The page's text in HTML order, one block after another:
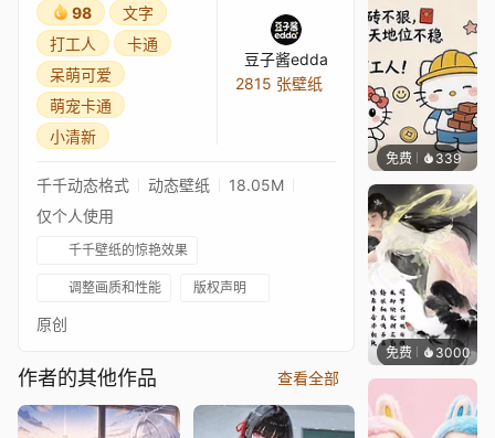
98
文字
打工人
卡通
呆萌可爱
萌宠卡通
小清新
豆子酱edda
2815 张壁纸
千千动态格式 动态壁纸
18.05M
仅个人使用
千千壁纸的惊艳效果
调整画质和性能 版权声明
原创
作者的其他作品 查看全部
免费 339渔小小
免费 3000小佛